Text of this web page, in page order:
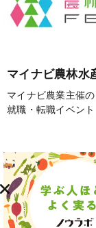
マイナビ農林水
マイナビ農業主催の
就職・転職イベント